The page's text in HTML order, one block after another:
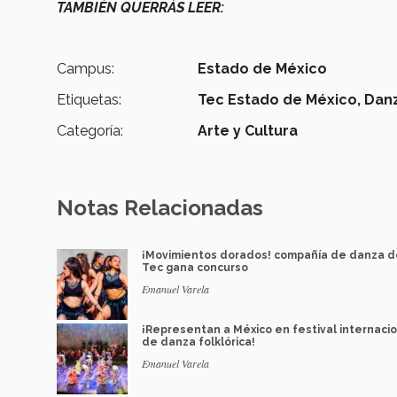
TAMBIÉN QUERRÁS LEER:
Campus:
Estado de México
Etiquetas:
Tec Estado de México,
Categoría:
Arte y Cultura
Notas Relacionadas
¡Movimientos dorados! compañía de danza
Tec gana concurso
Emanuel Varela
¡Representan a México en festival
de danza folklórica!
Emanuel Varela